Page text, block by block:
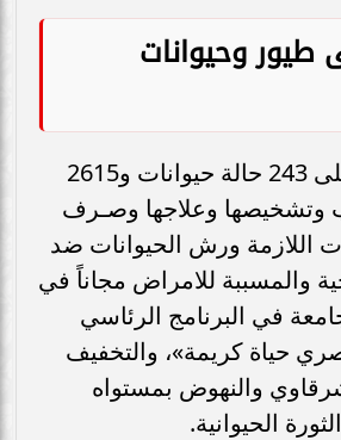
وحيوانات
كما تم الكشف على 243 حالة حيوانات و2615
وتشخيصها وعلاجها وصـرف
اللازمة ورش الحيوانات ضد
والمسببة للامراض مجاناً في
في البرنامج الرئاسي
حياة كريمة»، والتخفيف
والنهوض بمستواه
الحيوانية.